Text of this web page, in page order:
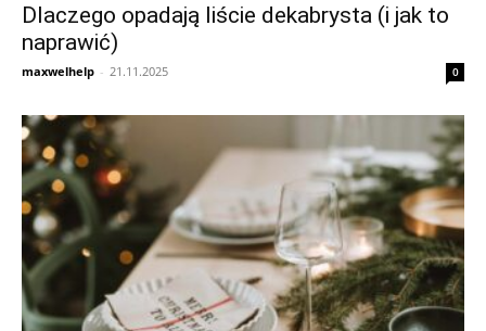
Dlaczego opadają liście dekabrysta (i jak to
naprawić)
maxwelhelp - 21.11.2025 0